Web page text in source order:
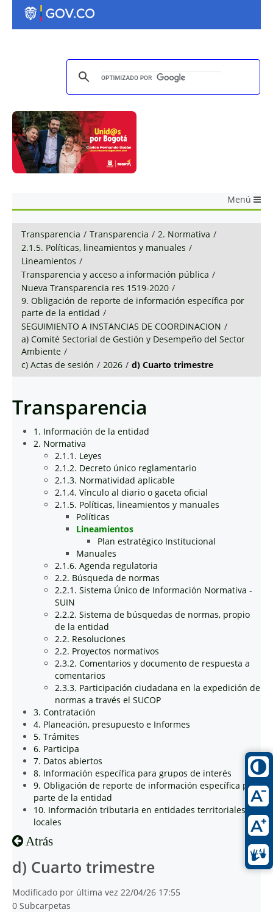
Menú
Transparencia / Transparencia / 2. Normativa /
2.1.5. Políticas, lineamientos y manuales /
Lineamientos /
Transparencia y acceso a información pública /
Nueva Transparencia res 1519-2020 /
9. Obligación de reporte de información específica por
parte de la entidad /
SEGUIMIENTO A INSTANCIAS DE COORDINACION /
a) Comité Sectorial de Gestión y Desempeño del Sector
Ambiente /
c) Actas de sesión / 2026 / d) Cuarto trimestre
Transparencia
1. Información de la entidad
2. Normativa
2.1.1. Leyes
2.1.2. Decreto único reglamentario
2.1.3. Normatividad aplicable
2.1.4. Vínculo al diario o gaceta oficial
2.1.5. Políticas, lineamientos y manuales
Políticas
Lineamientos
Plan estratégico Institucional
Manuales
2.1.6. Agenda regulatoria
2.2. Búsqueda de normas
2.2.1. Sistema Único de Información Normativa -
SUIN
2.2.2. Sistema de búsquedas de normas, propio
de la entidad
2.2. Resoluciones
2.2. Proyectos normativos
2.3.2. Comentarios y documento de respuesta a
comentarios
2.3.3. Participación ciudadana en la expedición de
normas a través el SUCOP
3. Contratación
4. Planeación, presupuesto e Informes
5. Trámites
6. Participa
7. Datos abiertos
8. Información específica para grupos de interés
9. Obligación de reporte de información específica por
parte de la entidad
10. Información tributaria en entidades territoriales
locales
Atrás
d) Cuarto trimestre
Modificado por última vez 22/04/26 17:55
0 Subcarpetas